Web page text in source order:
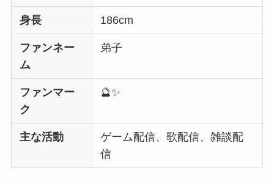
身長 186cm
ファンネー
ム
弟子
ファンマー
ク
🔮✨
主な活動
ゲーム配信、歌配信、雑談配
信